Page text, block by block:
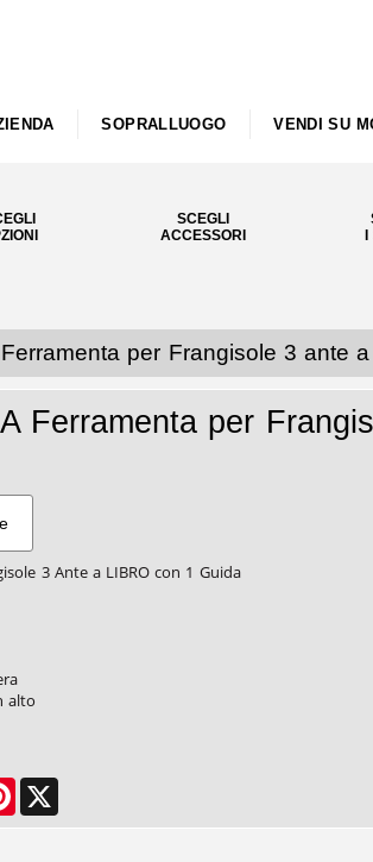
SOPRALLUOGO VENDI SU
SCEGLI
ACCESSORI
per Frangisole 3 ante
Ferramenta per
3 Ante a LIBRO con 1 Guida
alto
Pinterest